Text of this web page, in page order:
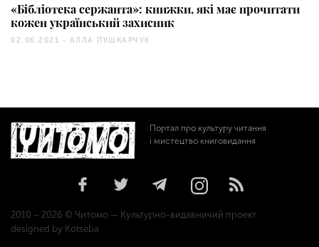
«Бібліотека сержанта»: книжки, які має прочитати
кожен український захисник
02.06.2021 - АЛЛА ПУШКАРЧУК
Портал про культуру читання
і мистецтво книговидання
2010 – 2026 © Читомо — Культурно-видавничий проект
designed by Kotseba